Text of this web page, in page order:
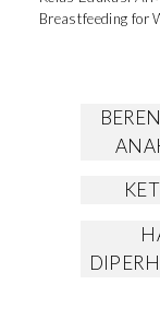
Breastfeeding for